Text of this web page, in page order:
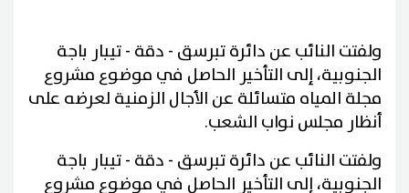
ولفتت النائب عن دائرة تبرسق - دقة - تيبار باجة
الجنوبية، إلى التأخير الحاصل في موضوع مشروع
مجلة المياه متسائلة عن الأجال الزمنية لعرضه على
أنظار مجلس نواب الشعب.
ولفتت النائب عن دائرة تبرسق - دقة - تيبار باجة
الجنوبية، إلى التأخير الحاصل في موضوع مشروع